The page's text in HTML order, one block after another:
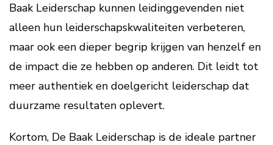
Baak Leiderschap kunnen leidinggevenden niet
alleen hun leiderschapskwaliteiten verbeteren,
maar ook een dieper begrip krijgen van henzelf en
de impact die ze hebben op anderen. Dit leidt tot
meer authentiek en doelgericht leiderschap dat
duurzame resultaten oplevert.
Kortom, De Baak Leiderschap is de ideale partner